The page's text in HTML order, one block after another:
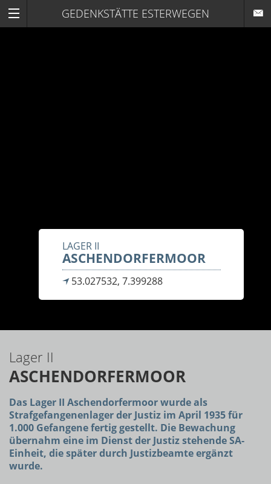
GEDENKSTÄTTE ESTERWEGEN
LAGER II
ASCHENDORFERMOOR
53.027532, 7.399288
Lager II
ASCHENDORFERMOOR
Das Lager II Aschendorfermoor wurde als
Strafgefangenenlager der Justiz im April 1935 für
1.000 Gefangene fertig gestellt. Die Bewachung
übernahm eine im Dienst der Justiz stehende SA-
Einheit, die später durch Justizbeamte ergänzt
wurde.